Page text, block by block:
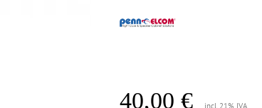
40,00 €